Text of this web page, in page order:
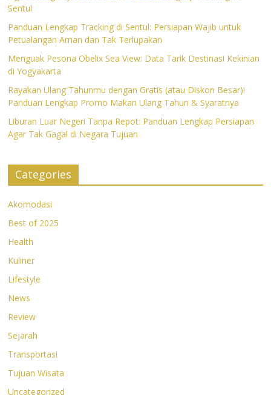
Sentul
Panduan Lengkap Tracking di Sentul: Persiapan Wajib untuk
Petualangan Aman dan Tak Terlupakan
Menguak Pesona Obelix Sea View: Data Tarik Destinasi Kekinian
di Yogyakarta
Rayakan Ulang Tahunmu dengan Gratis (atau Diskon Besar)!
Panduan Lengkap Promo Makan Ulang Tahun & Syaratnya
Liburan Luar Negeri Tanpa Repot: Panduan Lengkap Persiapan
Agar Tak Gagal di Negara Tujuan
Categories
Akomodasi
Best of 2025
Health
Kuliner
Lifestyle
News
Review
Sejarah
Transportasi
Tujuan Wisata
Uncategorized